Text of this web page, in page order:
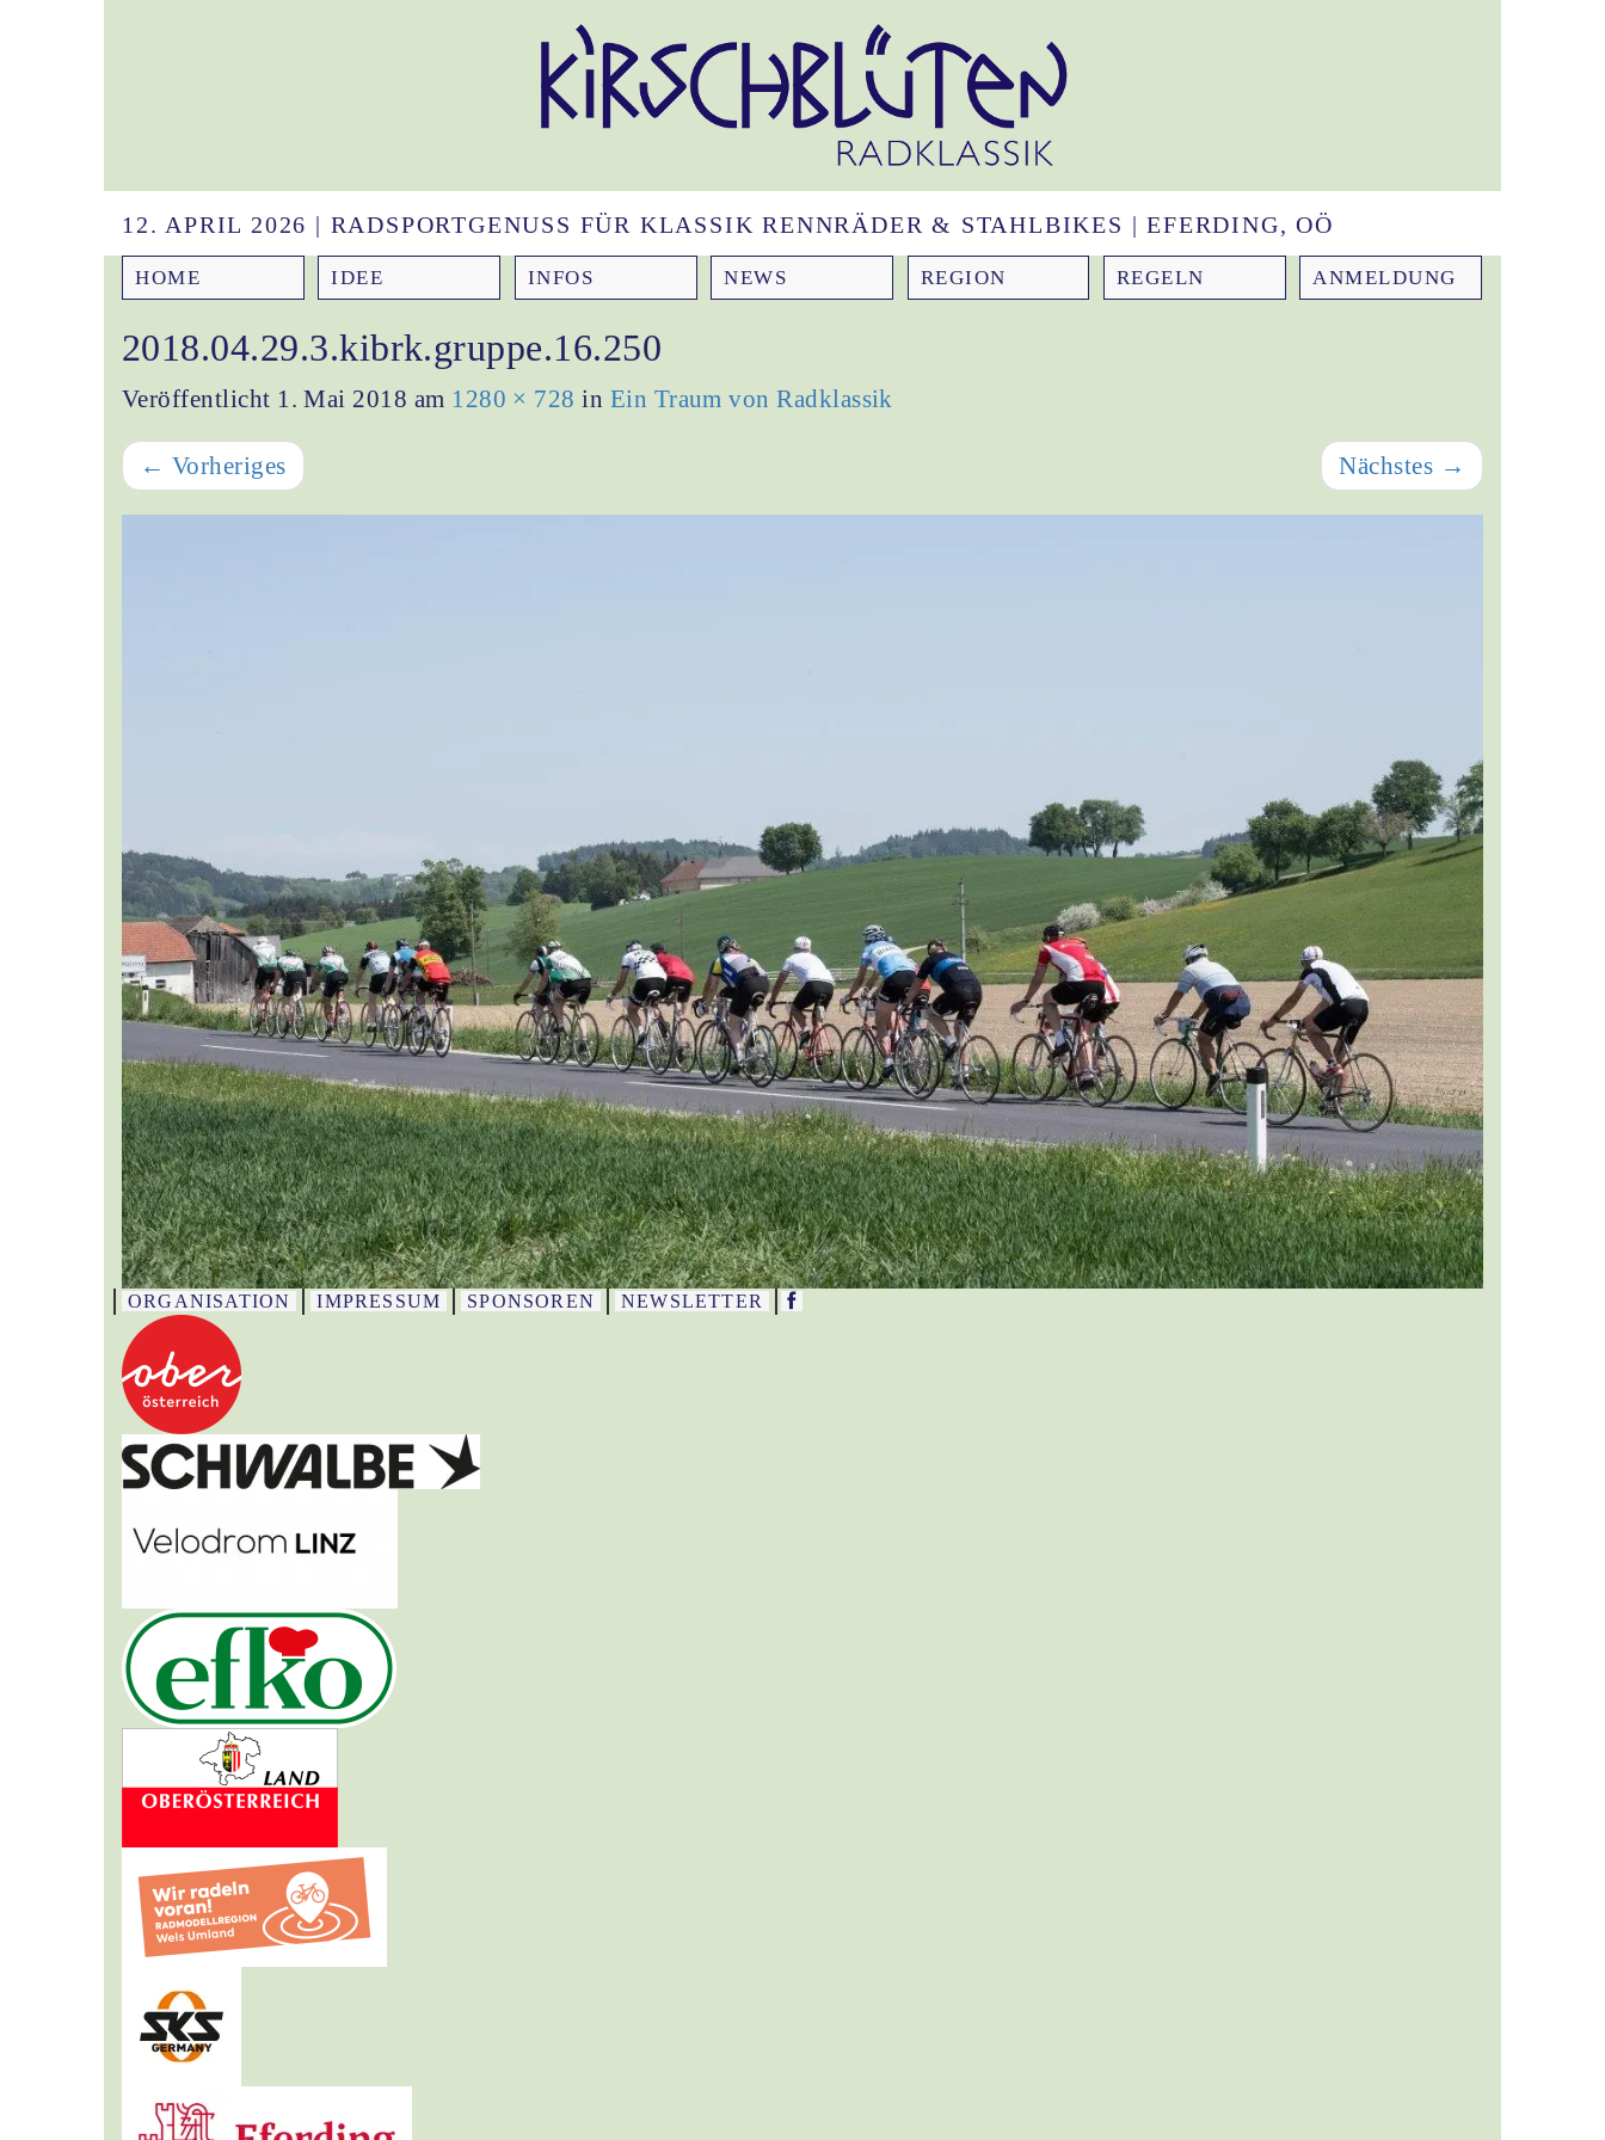
12. APRIL 2026 | RADSPORTGENUSS FÜR KLASSIK RENNRÄDER & STAHLBIKES | EFERDING, OÖ
HOME IDEE INFOS NEWS REGION REGELN ANMELDUNG
2018.04.29.3.kibrk.gruppe.16.250
Veröffentlicht 1. Mai 2018 am 1280 × 728 in Ein Traum von Radklassik
← Vorheriges Nächstes →
ORGANISATION IMPRESSUM SPONSOREN NEWSLETTER